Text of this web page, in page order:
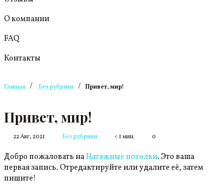
О компании
FAQ
Контакты
Главная / Без рубрики / Привет, мир!
Привет, мир!
22 Авг, 2021 Без рубрики < 1 мин. 0
Добро пожаловать наНатяжные потолки. Это ваша
первая запись. Отредактируйте или удалите её, затем
пишите!